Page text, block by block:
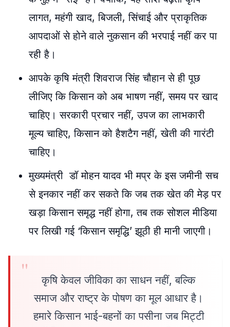
लागत, महंगी खाद, बिजली, सिंचाई और प्राकृतिक
आपदाओं से होने वाले नुकसान की भरपाई नहीं कर पा
रही है ।
आपके कृषि मंत्री शिवराज सिंह चौहानसे ही पूछ
लीजिए कि किसान को अब भाषण नहीं, समय पर खाद
चाहिए । सरकारी प्रचार नहीं, उपज का लाभकारी
मूल्य चाहिए, किसान को हैशटैग नहीं, खेती की गारंटी
चाहिए ।
मुख्यमंत्री डॉ मोहन यादव भी मप्र के इस जमीनी सच
से इनकार नहीं कर सकते कि जब तक खेत की मेड़ पर
खड़ा किसान समृद्ध नहीं होगा, तब तक सोशल मीडिया
पर लिखी गई ‘किसान समृद्धि’ झूठी ही मानी जाएगी ।
कृषि केवल जीविका का साधन नहीं, बल्कि
समाज और राष्ट्र के पोषण का मूल आधार है।
हमारे किसान भाई-बहनों का पसीना जब मिट्टी